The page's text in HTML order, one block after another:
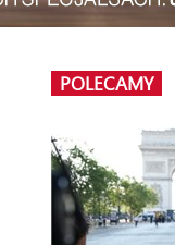
POLECAMY